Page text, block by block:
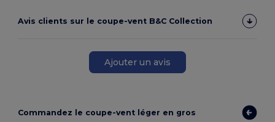
Avis clients sur le coupe-vent B&C Collection
Ajouter un avis
Commandez le coupe-vent léger en gros